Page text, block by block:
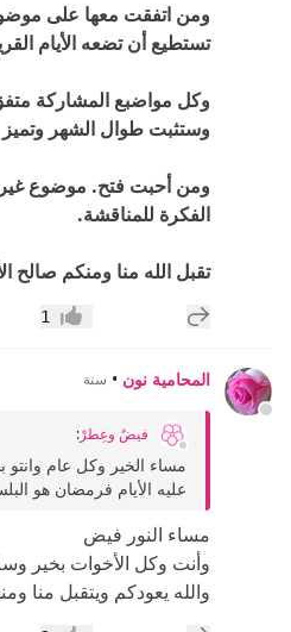
ومن اتفقت معها على
تستطيع أن تضعه الأيام
وكل مواضبع المشاركة
وستثبت طوال الشهر وتميز
ومن أحبت فتح. موضوع
الفكرة للمناقشة.
تقبل الله منا ومنكم صالح
إضافة رد جديد إعجاب1
المحامية نون • سنة
فيضٌ وعِطرْ:
مساء الخير وكل عام
عليه الأيام فرمضان هو
مساء النور فيض
وأنت وكل الأخوات بخير
والله يعودكم ويتقبل منا